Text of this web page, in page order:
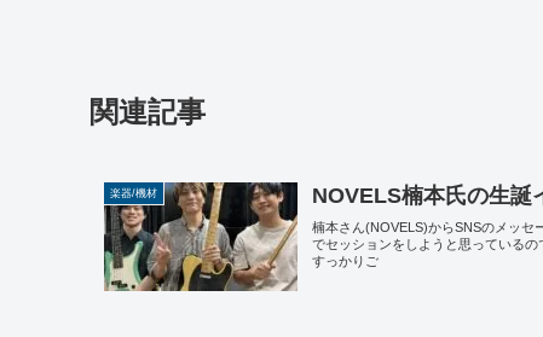
関連記事
楽器/機材 NOVELS楠本氏の生誕
楠本さん(NOVELS)からSNSのメッセ
でセッションをしようと思っている
すっかりご